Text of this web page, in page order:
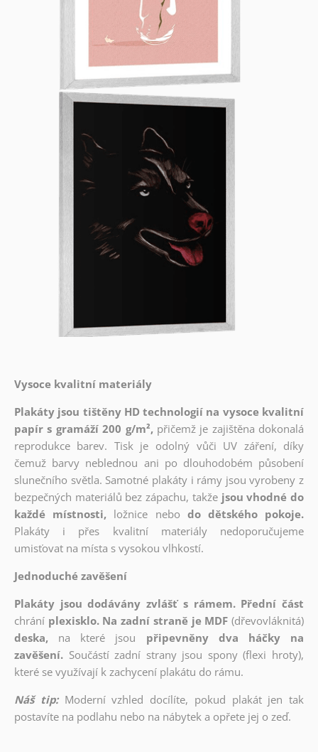
Vysoce kvalitní materiály
Plakáty jsou tištěny HD technologií na vysoce kvalitní
papír s gramáží 200 g/m², přičemž je zajištěna dokonalá
reprodukce barev. Tisk je odolný vůči UV záření, díky
čemuž barvy neblednou ani po dlouhodobém působení
slunečního světla. Samotné plakáty i rámy jsou vyrobeny z
bezpečných materiálů bez zápachu, takže jsou vhodné do
každé místnosti, ložnice nebo do dětského pokoje.
Plakáty i přes kvalitní materiály nedoporučujeme
umisťovat na místa s vysokou vlhkostí.
Jednoduché zavěšení
Plakáty jsou dodávány zvlášť s rámem. Přední část
chrání plexisklo. Na zadní straně je MDF (dřevovláknitá)
deska,
na které jsou
připevněny dva háčky na
zavěšení. Součástí zadní strany jsou spony (flexi hroty),
které se využívají k zachycení plakátu do rámu.
Náš tip: Moderní vzhled docílíte, pokud plakát jen tak
postavíte na podlahu nebo na nábytek a opřete jej o zeď.